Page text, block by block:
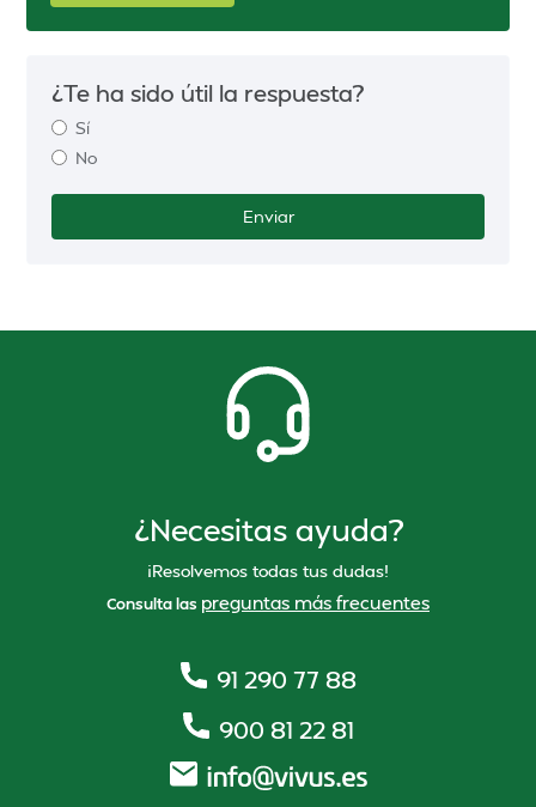
¿Te ha sido útil la respuesta?
Sí
No
¿Necesitas ayuda?
¡Resolvemos todas tus dudas!
Consulta las preguntas más frecuentes
91 290 77 88
900 81 22 81